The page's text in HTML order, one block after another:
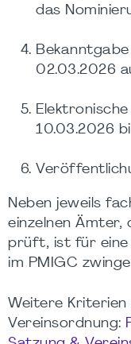
das
02.03.2026
10.03.2026
Neben jeweils
einzelnen Ämter,
prüft, ist für eine
im PMIGC
Weitere Kriterien
Vereinsordnung: